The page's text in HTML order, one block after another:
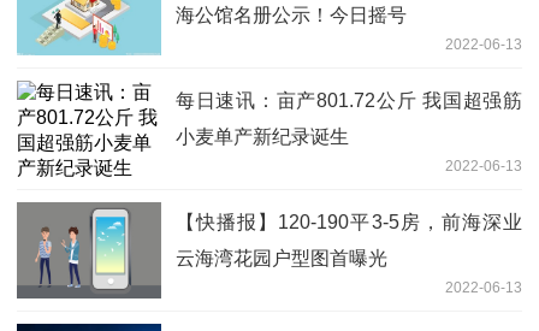
海公馆名册公示！今日摇号
2022-06-13
每日速讯：亩产801.72公斤 我国超强筋
小麦单产新纪录诞生
2022-06-13
【快播报】120-190平3-5房，前海深业
云海湾花园户型图首曝光
2022-06-13